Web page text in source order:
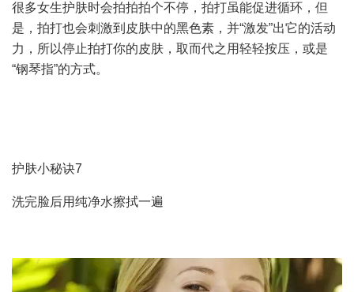
很多女生护肤时会拍拍拍个不停，拍打虽能促进循环，但
是，拍打也会刺激到皮肤中的黑色素，并“激发”出它的活动
力，所以停止拍打你的皮肤，取而代之用轻轻按压，或是
“钢琴指”的方式。
护肤小秘诀7
洗完脸后用纯净水擦拭一遍